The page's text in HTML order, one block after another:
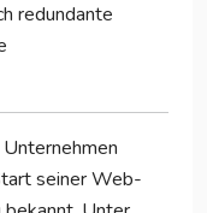
redundante
seiner Web-